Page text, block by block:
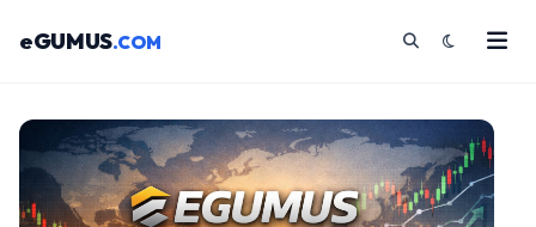
eGUMUS.COM